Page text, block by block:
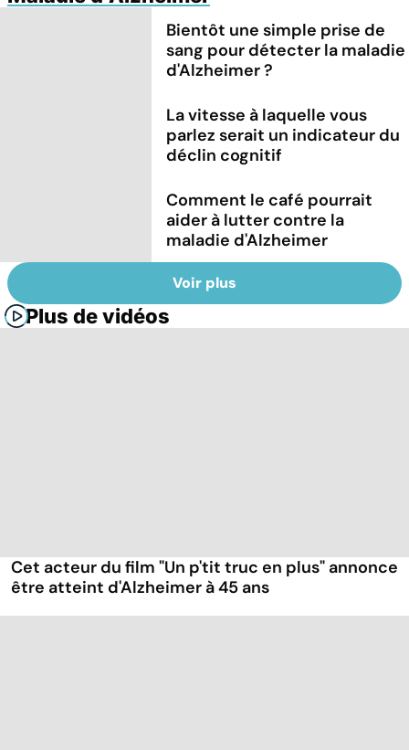
Bientôt une simple prise de
sang pour détecter la maladie
d'Alzheimer ?
La vitesse à laquelle vous
parlez serait un indicateur du
déclin cognitif
Comment le café pourrait
aider à lutter contre la
maladie d'Alzheimer
Voir plus
Plus de vidéos
Cet acteur du film "Un p'tit truc en plus" annonce
être atteint d'Alzheimer à 45 ans